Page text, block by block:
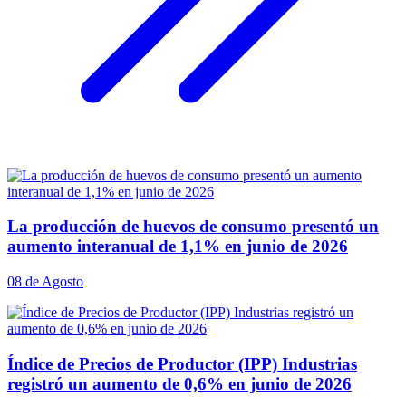
La producción de huevos de consumo presentó un
aumento interanual de 1,1% en junio de 2026
08 de Agosto
Índice de Precios de Productor (IPP) Industrias
registró un aumento de 0,6% en junio de 2026